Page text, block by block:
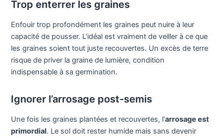
Trop enterrer les graines
Enfouir trop profondément les graines peut nuire à leur
capacité de pousser. L’idéal est vraiment de veiller à ce que
les graines soient tout juste recouvertes. Un excès de terre
risque de priver la graine de lumière, condition
indispensable à sa germination.
Ignorer l’arrosage post-semis
Une fois les graines plantées et recouvertes, l’arrosage est
primordial. Le sol doit rester humide mais sans devenir